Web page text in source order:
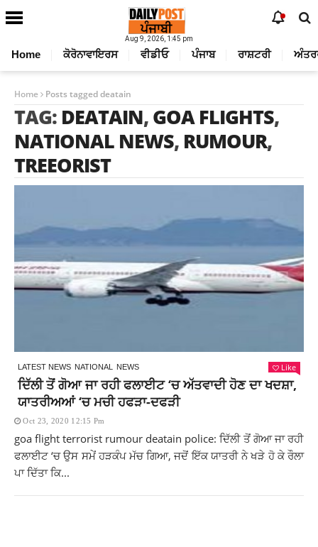
Aug 9, 2026, 1:45 pm
Home ਕੋਰੋਨਾਵਾਇਰਸ ਵੀਡੀਓ ਪੰਜਾਬ ਰਾਸ਼ਟਰੀ
Home Posts tagged deatain
TAG: DEATAIN,GOA FLIGHTS,
NATIONAL NEWS, RUMOUR,
TREEORIST
LATEST NEWS NATIONAL NEWS Like
ਦਿੱਲੀ ਤੋਂ ਗੋਆ ਜਾ ਰਹੀ ਫਲਾਈਟ ‘ਚ ਅੱਤਵਾਦੀ ਹੋਣ ਦਾ ਖਦਸ਼ਾ,
ਯਾਤਰੀਅਆਂ ‘ਚ ਮਚੀ ਹਫੜਾ-ਦਫੜੀ
Oct 23, 2020 12:15 Pm
goa flight terrorist rumour deatain police: ਦਿੱਲੀ ਤੋਂ ਗੋਆ ਜਾ ਰਹੀ
ਫਲਾਈਟ ‘ਚ ਉਸ ਸਮੇਂ ਹੜਕੰਪ ਮੱਚ ਗਿਆ, ਜਦੋਂ ਇੱਕ ਯਾਤਰੀ ਨੇ ਖੜੇ ਹੋ ਕੇ ਰੌਲਾ
ਪਾ ਦਿੱਤਾ ਕਿ...